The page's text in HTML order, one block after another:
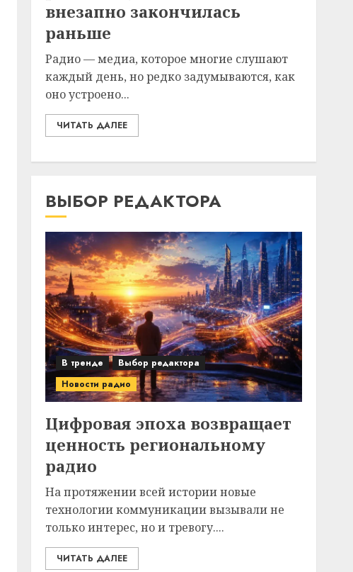
внезапно закончилась
раньше
Радио — медиа, которое многие слушают
каждый день, но редко задумываются, как
оно устроено...
ЧИТАТЬ ДАЛЕЕ
ВЫБОР РЕДАКТОРА
В тренде
Выбор редактора
Новости радио
Цифровая эпоха возвращает
ценность региональному
радио
На протяжении всей истории новые
технологии коммуникации вызывали не
только интерес, но и тревогу....
ЧИТАТЬ ДАЛЕЕ